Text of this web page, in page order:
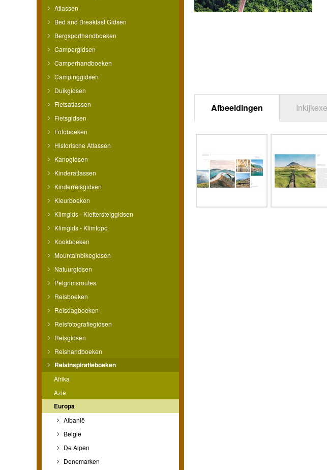
Atlassen
Bed and Breakfast Gidsen
Bergsporthandboeken
Campergidsen
Camperhandboeken
Campinggidsen
Duikgidsen
Fietsatlassen
Fietsgidsen
Fotoboeken
Historische Atlassen
Kanogidsen
Kinderatlassen
Kinderreisgidsen
Kleurboeken
Klimgids - Klettersteiggidsen
Klimgids - Klimtopo
Kookboeken
Mountainbikegidsen
Natuurgidsen
Pelgrimsroutes
Reisboeken
Reisdagboeken
Reisfotografiegidsen
Reisgidsen
Reishandboeken
Reisinspiratieboeken
Afrika
Azië
Europa
Albanië
België
De Alpen
Denemarken
Afbeeldingen